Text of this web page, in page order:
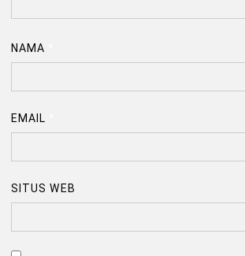
NAMA
EMAIL
SITUS WEB